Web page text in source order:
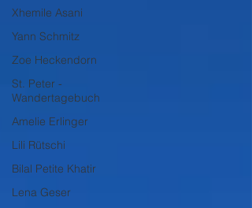
Xhemile Asani
Yann Schmitz
Zoe Heckendorn
St. Peter -
Wandertagebuch
Amelie Erlinger
Lili Rütschi
Bilal Petite Khatir
Lena Geser